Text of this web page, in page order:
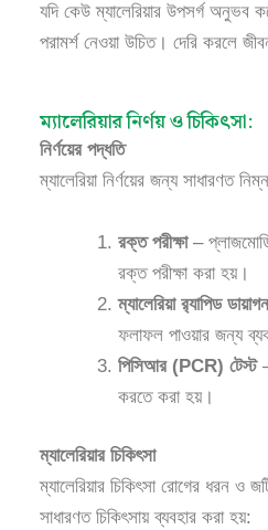
যদি কেউ ম্যালেরিয়ার উপসর্গ অনুভব
পরামর্শ নেওয়া উচিত। দেরি করলে
ম্যালেরিয়ার নির্ণয় ও চিকিৎসা:
নির্ণয়ের পদ্ধতি
ম্যালেরিয়া নির্ণয়ের জন্য সাধারণত
রক্ত পরীক্ষা–
রক্ত পরীক্ষা করা হয়।
ম্যালেরিয়া র‍্যাপিড
ফলাফল পাওয়ার জন্য
পিসিআর (PCR) টেস্ট
করতে করা হয়।
ম্যালেরিয়ার চিকিৎসা
ম্যালেরিয়ার চিকিৎসা রোগের ধরন ও
সাধারণত চিকিৎসায় ব্যবহার করা হয়: